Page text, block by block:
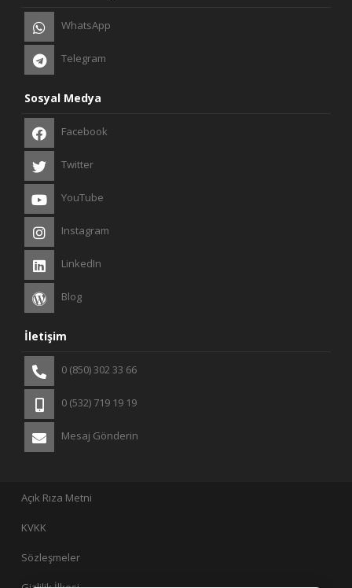
WhatsApp
Telegram
Sosyal Medya
Facebook
Twitter
YouTube
Instagram
LinkedIn
Blog
İletişim
0 (850) 302 33 66
0 (532) 719 19 19
Mesaj Gönderin
Açık Rıza Metni
KVKK
Sözleşmeler